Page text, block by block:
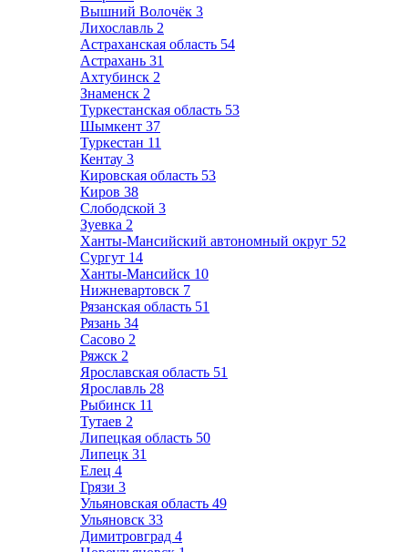
Вышний Волочёк 3
Лихославль 2
Астраханская область 54
Астрахань 31
Ахтубинск 2
Знаменск 2
Туркестанская область 53
Шымкент 37
Туркестан 11
Кентау 3
Кировская область 53
Киров 38
Слободской 3
Зуевка 2
Ханты-Мансийский автономный округ 52
Сургут 14
Ханты-Мансийск 10
Нижневартовск 7
Рязанская область 51
Рязань 34
Сасово 2
Ряжск 2
Ярославская область 51
Ярославль 28
Рыбинск 11
Тутаев 2
Липецкая область 50
Липецк 31
Елец 4
Грязи 3
Ульяновская область 49
Ульяновск 33
Димитровград 4